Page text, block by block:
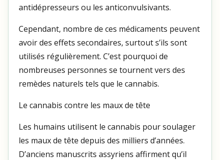
antidépresseurs ou les anticonvulsivants.
Cependant, nombre de ces médicaments peuvent
avoir des effets secondaires, surtout s’ils sont
utilisés régulièrement. C’est pourquoi de
nombreuses personnes se tournent vers des
remèdes naturels tels que le cannabis.
Le cannabis contre les maux de tête
Les humains utilisent le cannabis pour soulager
les maux de tête depuis des milliers d’années.
D’anciens manuscrits assyriens affirment qu’il